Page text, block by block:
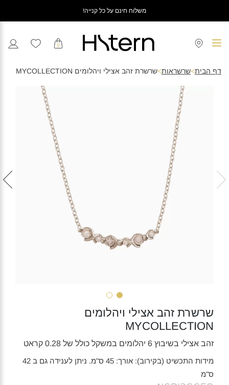
משלוח חינם על כל קנייה!
0
דף הבית>שרשראות>שרשרת זהב אצילי ויהלומים MYCOLLECTION
שרשרת זהב אצילי ויהלומים
MYCOLLECTION
זהב אצילי בשיבוץ 6 יהלומים במשקל כולל של 0.28 קראט
מידות התכשיט (בקירוב): אורך: 45 ס"מ. ניתן לענידה גם ב 42
ס"מ